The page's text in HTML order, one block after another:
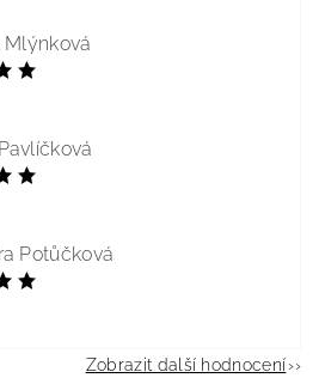
Mlýnková
Potůčková
Zobrazit další hodnocení